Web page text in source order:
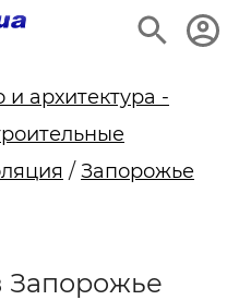
и архитектура -
/ Запорожье
Запорожье